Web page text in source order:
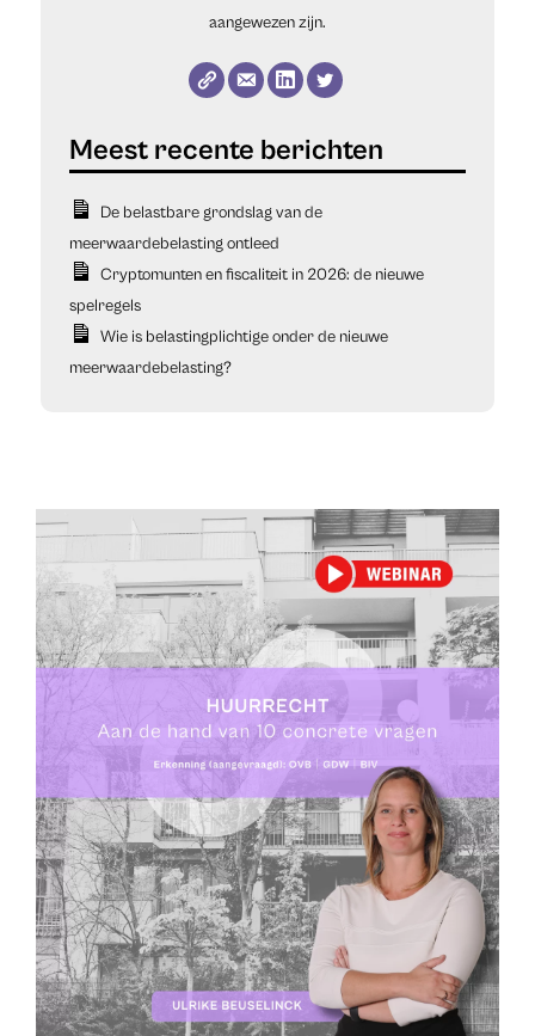
aangewezen zijn.
De belastbare grondslag van de
meerwaardebelasting ontleed
Cryptomunten en fiscaliteit in 2026: de nieuwe
spelregels
Wie is belastingplichtige onder de nieuwe
meerwaardebelasting?